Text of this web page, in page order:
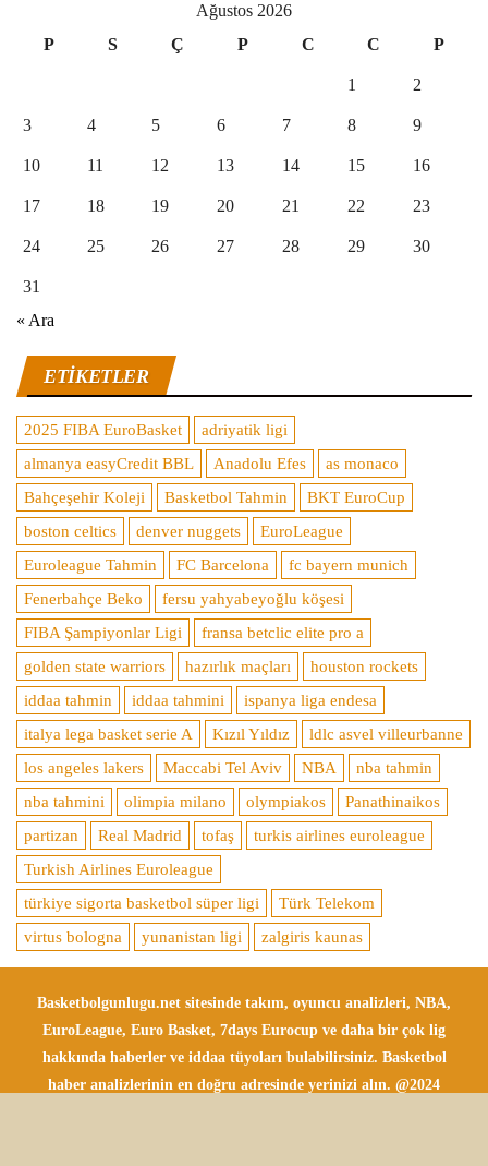
Ağustos 2026
P
S Ç P C C P
1 2
3 4 5 6 7 8 9
10 11 12 13 14 15 16
17 18 19 20 21 22 23
24 25 26 27 28 29 30
31
« Ara
ETIKETLER
2025 FIBA EuroBasket
adriyatik ligi
almanya easyCredit BBL
Anadolu Efes
as monaco
Bahçeşehir Koleji
Basketbol Tahmin
BKT EuroCup
boston celtics
denver nuggets
EuroLeague
Euroleague Tahmin
FC Barcelona
fc bayern munich
Fenerbahçe Beko
fersu yahyabeyoğlu köşesi
FIBA Şampiyonlar Ligi
fransa betclic elite pro a
golden state warriors
hazırlık maçları
houston rockets
iddaa tahmin
iddaa tahmini
ispanya liga endesa
italya lega basket serie A
Kızıl Yıldız
ldlc asvel villeurbanne
los angeles lakers
Maccabi Tel Aviv NBA
nba tahmin
nba tahmini
olimpia milano olympiakos
Panathinaikos
partizan
Real Madrid tofaş
turkis airlines euroleague
Turkish Airlines Euroleague
türkiye sigorta basketbol süper ligi
Türk Telekom
virtus bologna
yunanistan ligi zalgiris kaunas
Basketbolgunlugu.net sitesinde takım, oyuncu analizleri, NBA,
EuroLeague, Euro Basket, 7days Eurocup ve daha bir çok lig
hakkında haberler ve iddaa tüyoları bulabilirsiniz. Basketbol
haber analizlerinin en doğru adresinde yerinizi alın. @2024